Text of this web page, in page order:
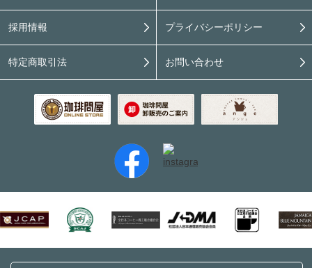
採用情報 プライバシーポリシー
特定商取引法 お問い合わせ